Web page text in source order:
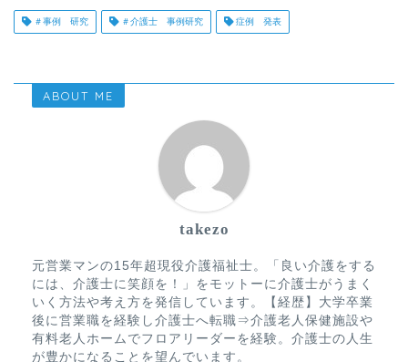
＃事例 研究 ＃介護士 事例研究 症例 発表
ABOUT ME
takezo
元営業マンの15年超現役介護福祉士。「良い介護をする
には、介護士に笑顔を！」をモットーに介護士がうまく
いく方法や考え方を発信しています。【経歴】大学卒業
後に営業職を経験し介護士へ転職⇒介護老人保健施設や
有料老人ホームでフロアリーダーを経験。介護士の人生
が豊かになることを望んでいます。